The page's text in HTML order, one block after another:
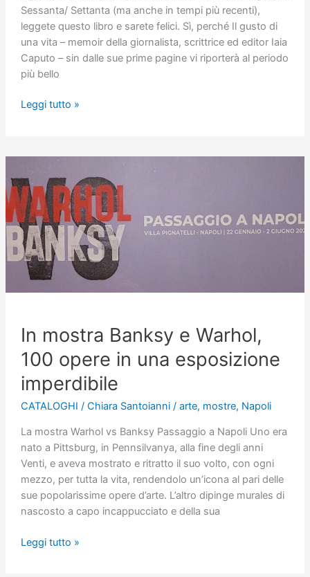
Sessanta/ Settanta (ma anche in tempi più recenti),
leggete questo libro e sarete felici. Sì, perché Il gusto di
una vita – memoir della giornalista, scrittrice ed editor Iaia
Caputo – sin dalle sue prime pagine vi riporterà al periodo
più bello
Il
Leggi tutto »
In mostra Banksy e Warhol,
100 opere in una esposizione
imperdibile
CATALOGHI / Chiara Santoianni / arte, mostre, Napoli
La mostra Warhol vs Banksy Passaggio a Napoli Uno era
nato a Pittsburg, in Pennsilvanya, alla fine degli anni
Venti, e aveva mostrato e ritratto il suo volto, con ogni
mezzo, per tutta la vita, rendendolo un’icona al pari delle
sue popolarissime opere d’arte. L’altro dipinge murales di
nascosto a capo incappucciato e della sua
In
Leggi tutto »